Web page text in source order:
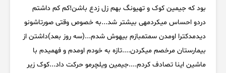
بود که جیمین کوک و تهیونگ بهم زل زدع باشن!کم کم داشتم
دردو احساس میکردمهی بیشتر شد...به خصوص وقتی صورتاشونو
دیدمدکترا اومدن سمتمبازم بیهوش شدم...(سه روز بعد)داشتن از
بیمارستان مرخصم میکردن....تازه به خودم اومدم و فهمیدم با
ماشین اینا تصادف کردم....جیمین ویلچرمو حرکت داد...کوک زیر